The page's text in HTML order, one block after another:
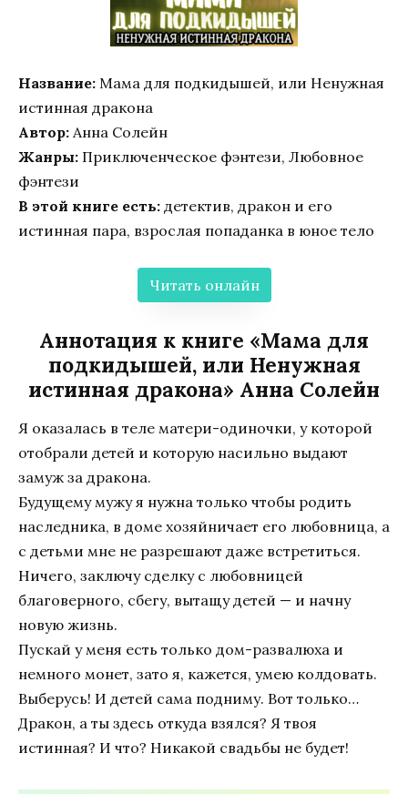
Название: Мама для подкидышей, или Ненужная
истинная дракона
Автор: Анна Солейн
Жанры: Приключенческое фэнтези, Любовное
фэнтези
В этой книге есть: детектив, дракон и его
истинная пара, взрослая попаданка в юное тело
Читать онлайн
Аннотация к книге «Мама для
подкидышей, или Ненужная
истинная дракона» Анна Солейн
Я оказалась в теле матери-одиночки, у которой
отобрали детей и которую насильно выдают
замуж за дракона.
Будущему мужу я нужна только чтобы родить
наследника, в доме хозяйничает его любовница, а
с детьми мне не разрешают даже встретиться.
Ничего, заключу сделку с любовницей
благоверного, сбегу, вытащу детей — и начну
новую жизнь.
Пускай у меня есть только дом-развалюха и
немного монет, зато я, кажется, умею колдовать.
Выберусь! И детей сама подниму. Вот только…
Дракон, а ты здесь откуда взялся? Я твоя
истинная? И что? Никакой свадьбы не будет!